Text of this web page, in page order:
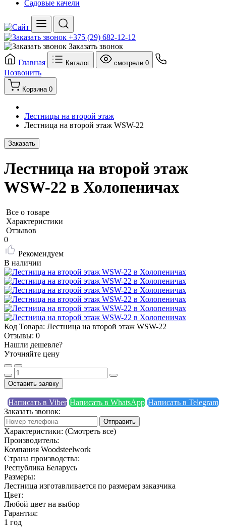
Садовые качели
+375 (29) 682-12-12
Заказать звонок
Главная
Каталог смотрели 0
Позвонить
Корзина 0
Лестницы на второй этаж
Лестница на второй этаж WSW-22
Заказать
Лестница на второй этаж
WSW-22 в Холопеничах
Все о товаре
Характеристики
Отзывов
0
Рекомендуем
В наличии
Код Товара: Лестница на второй этаж WSW-22
Отзывы: 0
Нашли дешевле?
Уточняйте цену
Оставить заявку
Написать в Viber Написать в WhatsApp Написать в Telegram
Заказать звонок:
Отправить
Характеристики: (Смотреть все)
Производитель:
Компания Woodsteelwork
Страна производства:
Республика Беларусь
Размеры:
Лестница изготавливается по размерам заказчика
Цвет:
Любой цвет на выбор
Гарантия:
1 год